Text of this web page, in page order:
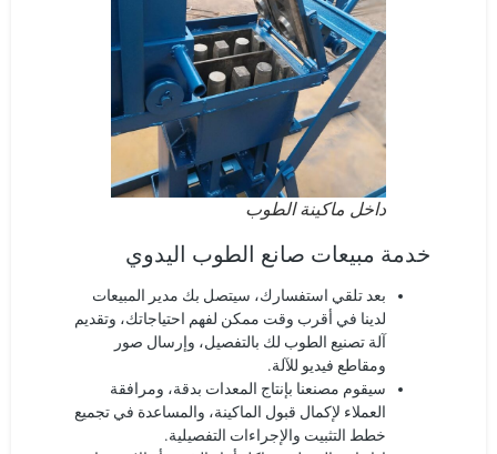
داخل ماكينة الطوب
خدمة مبيعات صانع الطوب اليدوي
بعد تلقي استفسارك، سيتصل بك مدير المبيعات
لدينا في أقرب وقت ممكن لفهم احتياجاتك، وتقديم
آلة تصنيع الطوب لك بالتفصيل، وإرسال صور
ومقاطع فيديو للآلة.
سيقوم مصنعنا بإنتاج المعدات بدقة، ومرافقة
العملاء لإكمال قبول الماكينة، والمساعدة في تجميع
خطط التثبيت والإجراءات التفصيلية.